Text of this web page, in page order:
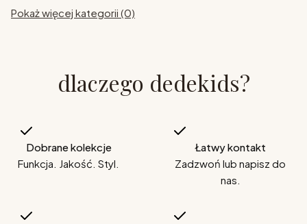
Pokaż więcej kategorii (0)
dlaczego dedekids?
Dobrane kolekcje
Funkcja. Jakość. Styl.
Łatwy kontakt
Zadzwoń lub napisz do
nas.